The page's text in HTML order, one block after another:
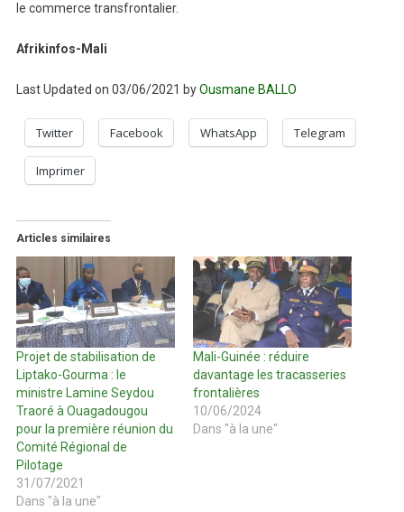
le commerce transfrontalier.
Afrikinfos-Mali
Last Updated on 03/06/2021 byOusmane BALLO
Twitter Facebook WhatsApp Telegram
Imprimer
Articles similaires
Projet de stabilisation de
Liptako-Gourma : le
ministre Lamine Seydou
Traoré à Ouagadougou
pour la première réunion du
Comité Régional de
Pilotage
31/07/2021
Dans "à la une"
Mali-Guinée : réduire
davantage les tracasseries
frontalières
10/06/2024
Dans "à la une"